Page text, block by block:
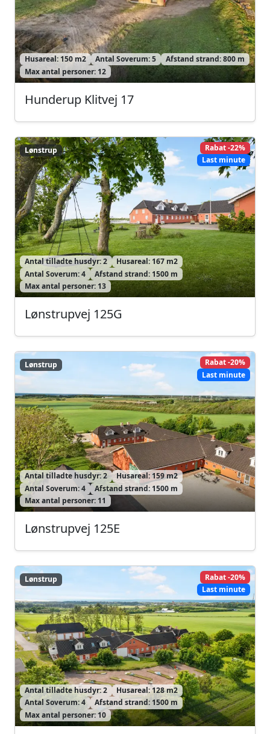
Husareal: 150 m2 Antal Soverum: 5
Afstand strand: 800 m
Max antal personer: 12
Hunderup Klitvej 17
Lønstrup
Lønstrup
Rabat -22%
Last minute
Antal tilladte husdyr: 2
Husareal: 167 m2
Antal Soverum: 4
Afstand strand: 1500 m
Max antal personer: 13
Lønstrupvej 125G
Lønstrup
Lønstrup
Rabat -20%
Last minute
Antal tilladte husdyr: 2
Husareal: 159 m2
Antal Soverum: 4
Afstand strand: 1500 m
Max antal personer: 11
Lønstrupvej 125E
Lønstrup
Lønstrup
Rabat -20%
Last minute
Antal tilladte husdyr: 2
Husareal: 128 m2
Antal Soverum: 4
Afstand strand: 1500 m
Max antal personer: 10